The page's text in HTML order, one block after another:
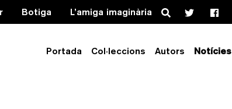
Botiga L’amiga imaginària Search
Portada Col·leccions Autors Notícies
— 12 de juny